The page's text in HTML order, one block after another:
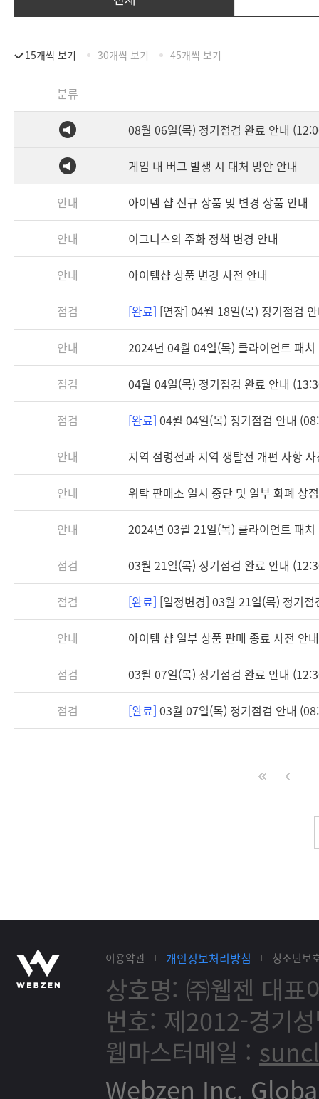
15개씩 보기 30개씩 보기 45개씩 보기
분류
08월 06일(목) 정기점검 완료 안내
게임 내 버그 발생 시 대처 방안 안내
안내 아이템 샵 신규 상품 및 변경 상품 안내
안내 이그니스의 주화 정책 변경 안내
안내 아이템샵 상품 변경 사전 안내
점검 [완료] [연장] 04월 18일(목) 정기점검
안내 2024년 04월 04일(목) 클라이언트 패
점검 04월 04일(목) 정기점검 완료 안내
점검 [완료] 04월 04일(목) 정기점검 안내
안내 지역 점령전과 지역 쟁탈전 개편 사항
안내 위탁 판매소 일시 중단 및 일부 화폐 상
안내 2024년 03월 21일(목) 클라이언트 패
점검 03월 21일(목) 정기점검 완료 안내
점검 [완료] [일정변경] 03월 21일(목) 정기
안내 아이템 샵 일부 상품 판매 종료 사전 안내
점검 03월 07일(목) 정기점검 완료 안내
점검 [완료] 03월 07일(목) 정기점검 안내
이용약관 개인정보처리방침 청소년보
상호명: ㈜웹젠 대표
번호: 제2012-경기
웹마스터메일 :
Webzen Inc.